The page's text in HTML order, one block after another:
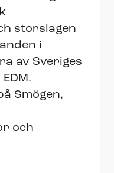
storslagen
i
av Sveriges
Smögen,
och